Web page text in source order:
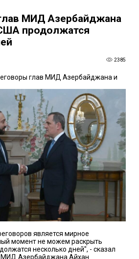
МИД Азербайджана
продолжатся
2385
глав МИД Азербайджана и
является мирное
момент не можем раскрыть
несколько дней", - сказал
МИД Азербайджана Айхан